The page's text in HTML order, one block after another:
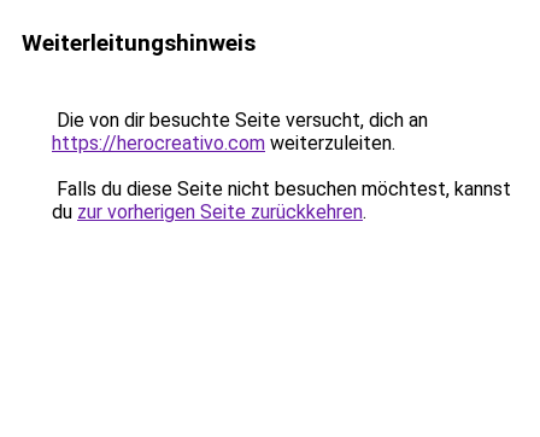
Weiterleitungshinweis
Die von dir besuchte Seite versucht, dich an
https://herocreativo.com weiterzuleiten.
Falls du diese Seite nicht besuchen möchtest, kannst
du zur vorherigen Seite zurückkehren.